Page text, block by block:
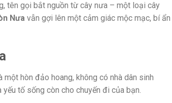
tên gọi bắt nguồn từ cây nưa – một loại cây
Nưa vẫn gợi lên một cảm giác mộc mạc, bí ẩn
một hòn đảo hoang, không có nhà dân sinh
tố sống còn cho chuyến đi của bạn.